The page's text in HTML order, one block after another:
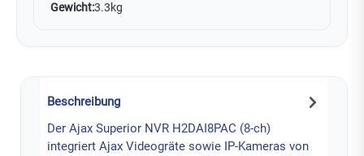
Gewicht:3.3kg
Beschreibung
Der Ajax Superior NVR H2DAI8PAC (8-ch)
integriert Ajax Videogräte sowie IP-Kameras von